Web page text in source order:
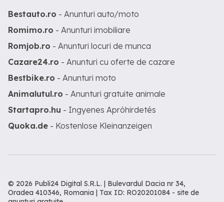
Bestauto.ro - Anunturi auto/moto
Romimo.ro - Anunturi imobiliare
Romjob.ro - Anunturi locuri de munca
Cazare24.ro - Anunturi cu oferte de cazare
Bestbike.ro - Anunturi moto
Animalutul.ro - Anunturi gratuite animale
Startapro.hu - Ingyenes Apróhirdetés
Quoka.de - Kostenlose Kleinanzeigen
© 2026 Publi24 Digital S.R.L. | Bulevardul Dacia nr 34,
Oradea 410346, Romania | Tax ID: RO20201084 - site de